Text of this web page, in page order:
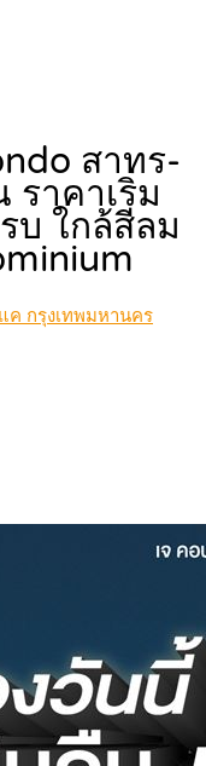
สาทร-
าคาเริ่ม
บ ใกล้สีลม
ค กรุงเทพมหานคร